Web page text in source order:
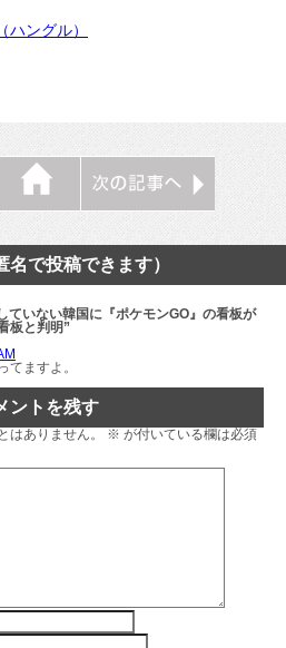
ングル）
名で投稿できます）
ていない韓国に『ポケモンGO』の看板が
板と判明”
てますよ。
ントを残す
はありません。 ※ が付いている欄は必須